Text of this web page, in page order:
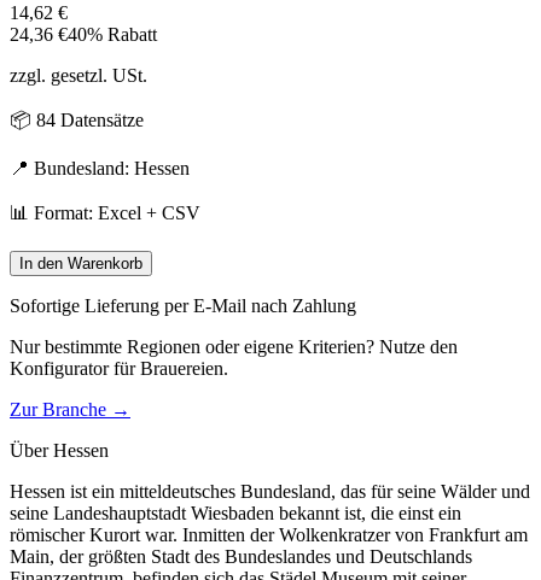
14,62 €
24,36 €40% Rabatt
zzgl. gesetzl. USt.
📦 84 Datensätze
📍 Bundesland: Hessen
📊 Format: Excel + CSV
In den Warenkorb
Sofortige Lieferung per E-Mail nach Zahlung
Nur bestimmte Regionen oder eigene Kriterien? Nutze den
Konfigurator fürBrauereien.
Zur Branche →
ÜberHessen
Hessen ist ein mitteldeutsches Bundesland, das für seine Wälder und
seine Landeshauptstadt Wiesbaden bekannt ist, die einst ein
römischer Kurort war. Inmitten der Wolkenkratzer von Frankfurt am
Main, der größten Stadt des Bundeslandes und Deutschlands